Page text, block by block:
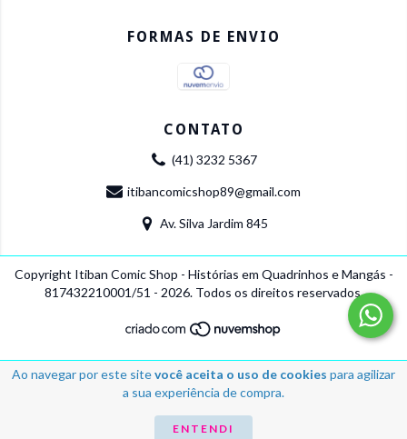
Ao navegar por este sitevocê aceita o uso de cookies para agilizar
a sua experiência de compra.
ENTENDI
FORMAS DE ENVIO
CONTATO
(41) 3232 5367
itibancomicshop89@gmail.com
Av. Silva Jardim 845
Copyright Itiban Comic Shop - Histórias em Quadrinhos e Mangás -
817432210001/51 - 2026. Todos os direitos reservados.